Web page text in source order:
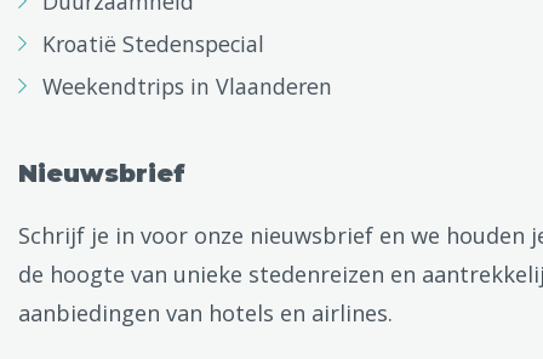
Kroatië Stedenspecial
Weekendtrips in Vlaanderen
Nieuwsbrief
Schrijf je in voor onze nieuwsbrief en we houden
de hoogte van unieke stedenreizen en
aanbiedingen van hotels en airlines.